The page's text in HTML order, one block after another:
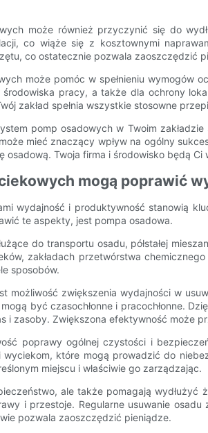
może również przyczynić się do
co wiąże się z kosztownymi
co ostatecznie pozwala zaoszczędzić
może pomóc w spełnieniu wymogów
pracy, a także dla ochrony
zakład spełnia wszystkie stosowne
pomp osadowych w Twoim
mieć znaczący wpływ na ogólny
Twoja firma i środowisko będą Ci
mogą poprawić
wydajność i produktywność stanowią
te aspekty, jest pompa osadowa.
do transportu osadu, półstałej
zakładach przetwórstwa
sposobów.
możliwość zwiększenia wydajności w
być czasochłonne i pracochłonne.
i zasoby. Zwiększona efektywność może
poprawy ogólnej czystości i
które mogą prowadzić do
miejscu i właściwie go zarządzając.
ale także pomagają
i przestoje. Regularne usuwanie
pozwala zaoszczędzić pieniądze.